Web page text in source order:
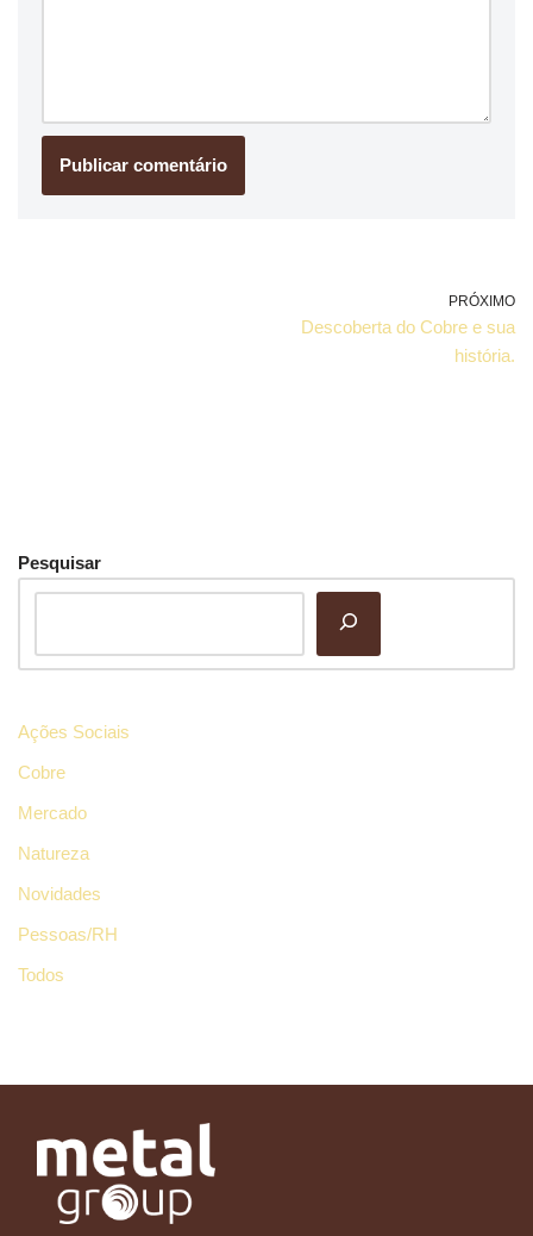
PRÓXIMO
Descoberta do Cobre e sua
história.
Pesquisar
Ações Sociais
Cobre
Mercado
Natureza
Novidades
Pessoas/RH
Todos